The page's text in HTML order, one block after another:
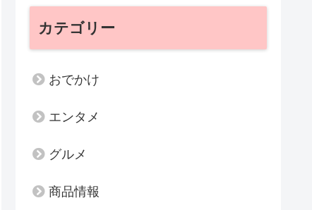
カテゴリー
おでかけ
エンタメ
グルメ
商品情報